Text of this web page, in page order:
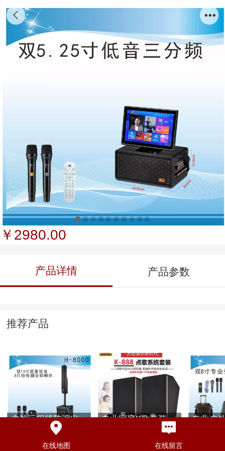
户外/家庭高端专业演出音响K歌直播视频音响
K-530
￥2980.00
产品详情 产品参数
推荐产品
户外远程线阵演出
专业音响H-8000
专业家庭K歌套装，
娱乐K歌套装K-888
专业户
在线地图 在线留言